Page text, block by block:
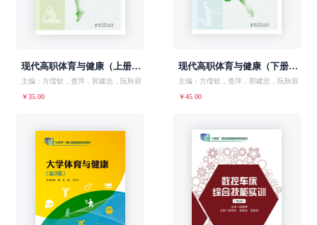
现代高职体育与健康（上册）（第二版）（ZJX）
主编：方儒钦，查萍，郭建忠，阮秋容
￥35.00
现代高职体育与健康（下册）（第二版）（ZJX）
主编：方儒钦，查萍，郭建忠，阮秋容
￥45.00